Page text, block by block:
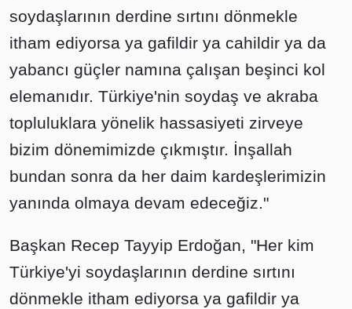
soydaşlarının derdine sırtını dönmekle
itham ediyorsa ya gafildir ya cahildir ya da
yabancı güçler namına çalışan beşinci kol
elemanıdır. Türkiye'nin soydaş ve akraba
topluluklara yönelik hassasiyeti zirveye
bizim dönemimizde çıkmıştır. İnşallah
bundan sonra da her daim kardeşlerimizin
yanında olmaya devam edeceğiz."
Başkan Recep Tayyip Erdoğan, "Her kim
Türkiye'yi soydaşlarının derdine sırtını
dönmekle itham ediyorsa ya gafildir ya